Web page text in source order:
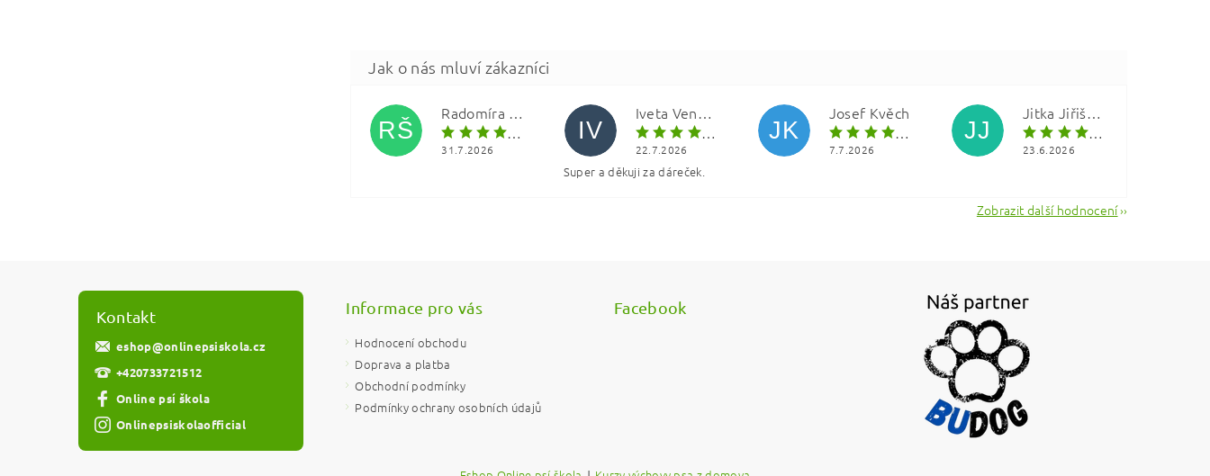
RŠ
Radomíra Šolínová
31.7.2026
IV
Iveta Vencová
22.7.2026
Super a děkuji za dáreček.
JK
Josef Kvěch
7.7.2026
JJ
Jitka Jiřištová
23.6.2026
Zobrazit další hodnocení
Kontakt
eshop@onlinepsiskola.cz
+420733721512
Online psí škola
Onlinepsiskolaofficial
Informace pro vás
Hodnocení obchodu
Doprava a platba
Obchodní podmínky
Podmínky ochrany osobních údajů
Facebook